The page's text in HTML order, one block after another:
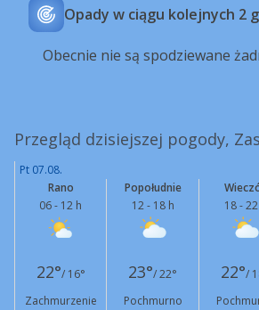
Opady w ciągu kolejnych 2
Obecnie nie są spodziewane
Przegląd dzisiejszej pogody,
Pt 07.08.
Rano
06 - 12 h
Popołudnie
12 - 18 h
18 -
22°/ 16° 23°/ 22° 22°/
Zachmurzenie
Pochmurno